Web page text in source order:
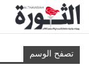
تصفح الوسم